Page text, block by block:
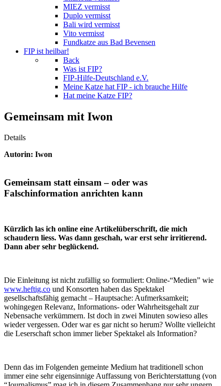
MIEZ vermisst
Duplo vermisst
Bali wird vermisst
Vito vermisst
Fundkatze aus Bad Bevensen
FIP ist heilbar!
Back
Was ist FIP?
FIP-Hilfe-Deutschland e.V.
Meine Katze hat FIP - ich brauche Hilfe
Hat meine Katze FIP?
Gemeinsam mit Iwon
Details
Autorin: Iwon
Gemeinsam statt einsam – oder was
Falschinformation anrichten kann
Kürzlich las ich online eine Artikelüberschrift, die mich
schaudern liess. Was dann geschah, war erst sehr irritierend.
Dann aber sehr beglückend.
Die Einleitung ist nicht zufällig so formuliert: Online-“Medien” wie
www.heftig.co und Konsorten haben das Spektakel
gesellschaftsfähig gemacht – Hauptsache: Aufmerksamkeit;
wohingegen Relevanz, Informations- oder Wahrheitsgehalt zur
Nebensache verkümmern. Ist doch in zwei Minuten sowieso alles
wieder vergessen. Oder war es gar nicht so herum? Wollte vielleicht
die Leserschaft schon immer lieber Spektakel als Information?
Denn das im Folgenden gemeinte Medium hat traditionell schon
immer eine sehr eigensinnige Auffassung von Berichterstattung (von